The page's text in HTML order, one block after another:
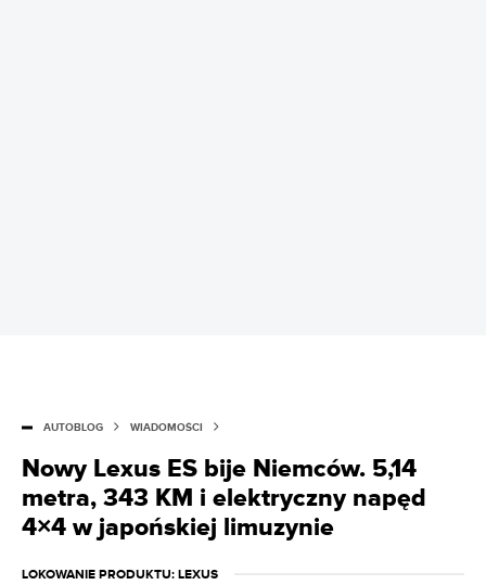
AUTOBLOG WIADOMOŚCI
Nowy Lexus ES bije Niemców. 5,14
metra, 343 KM i elektryczny napęd
4×4 w japońskiej limuzynie
LOKOWANIE PRODUKTU: LEXUS